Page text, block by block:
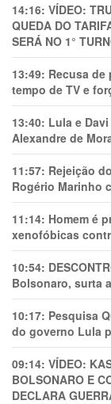
14:16: VÍDEO:
QUEDA DO
SERÁ NO 1°
13:49: Recusa
tempo de TV e
13:40: Lula e
Alexandre de
11:57: Rejeição
Rogério Marinho
11:14: Homem é
xenofóbicas
10:54:
Bolsonaro, surta
10:17: Pesquisa
do governo Lula
09:14: VÍDEO:
BOLSONARO E
DECLARA